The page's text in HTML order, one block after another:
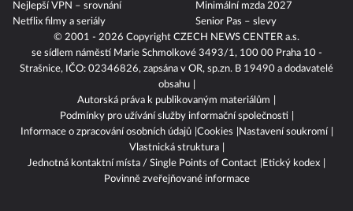
© 2001 - 2026 Copyright CZECH NEWS CENTER a.s.
se sídlem náměstí Marie Schmolkové 3493/1, 100 00 Praha 10 -
Strašnice, IČO: 02346826, zapsána v OR, sp.zn. B 19490 a dodavatelé
obsahu
Autorská práva k publikovaným materiálům
Podmínky pro užívání služby informační společnosti
Informace o zpracování osobních údajů Cookies
Nastavení soukromí
Vlastnická struktura
Jednotná kontaktní místa / Single Points of Contact
Etický kodex
Povinně zveřejňované informace
Nejlepší VPN – srovnání
Netflix filmy a seriály
Minimální mzda 2027
Senior Pas – slevy